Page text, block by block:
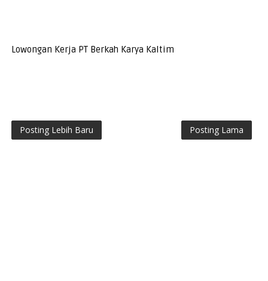
Lowongan Kerja PT Berkah Karya Kaltim
Posting Lebih Baru Posting Lama